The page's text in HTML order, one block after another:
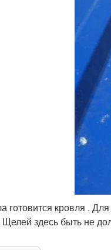
готовится кровля .
здесь быть не